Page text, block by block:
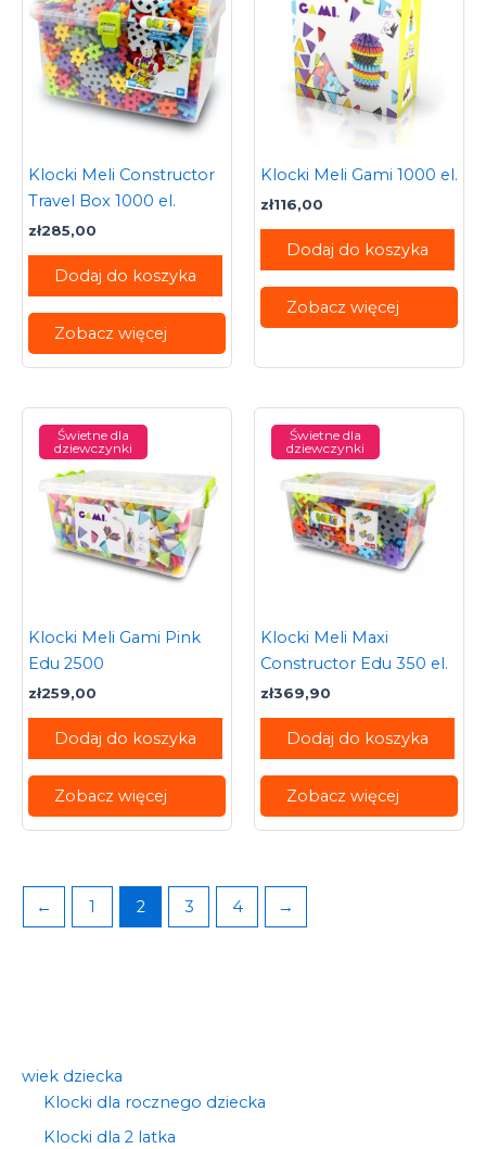
wiek dziecka
Klocki dla rocznego dziecka
Klocki dla 2 latka
Klocki Meli Constructor
Travel Box 1000 el.
zł285,00
Dodaj do koszyka
Zobacz więcej
Klocki Meli Gami 1000 el.
zł116,00
Dodaj do koszyka
Zobacz więcej
Świetne dla
dziewczynki
Klocki Meli Gami Pink
Edu 2500
zł259,00
Dodaj do koszyka
Zobacz więcej
Świetne dla
dziewczynki
Klocki Meli Maxi
Constructor Edu 350 el.
zł369,90
Dodaj do koszyka
Zobacz więcej
← 1 2 3 4 →